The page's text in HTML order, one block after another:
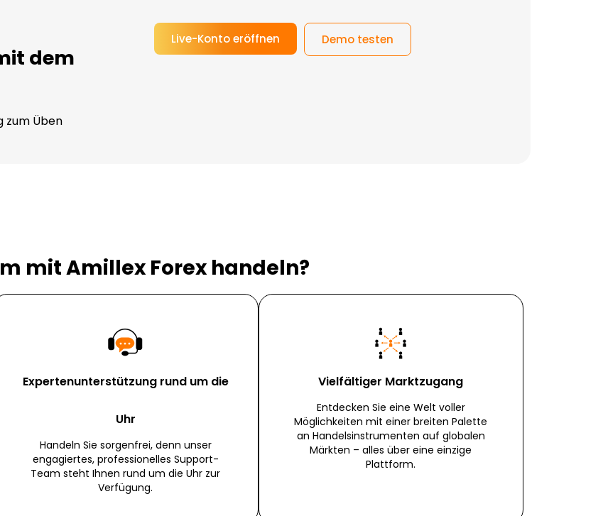
dem
zum Üben
Live-Konto eröffnen Demo testen
mit Amillex Forex handeln?
Expertenunterstützung rund um die
Uhr
Handeln Sie sorgenfrei, denn unser
engagiertes, professionelles Support-
Team steht Ihnen rund um die Uhr zur
Verfügung.
Vielfältiger Marktzugang
Entdecken Sie eine Welt voller
Möglichkeiten mit einer breiten Palette
an Handelsinstrumenten auf globalen
Märkten – alles über eine einzige
Plattform.